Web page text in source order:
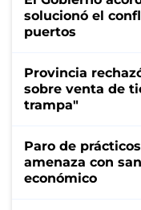
solucionó el
puertos
Provincia
sobre venta de
trampa"
Paro de
amenaza con
económico